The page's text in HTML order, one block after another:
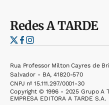
RedesA TARDE
Rua Professor Milton Cayres de
Salvador - BA, 41820-570
CNPJ nº 15.111.297/0001-30
Copyright © 1996 - 2025 Grupo A
EMPRESA EDITORA A TARDE S.A.